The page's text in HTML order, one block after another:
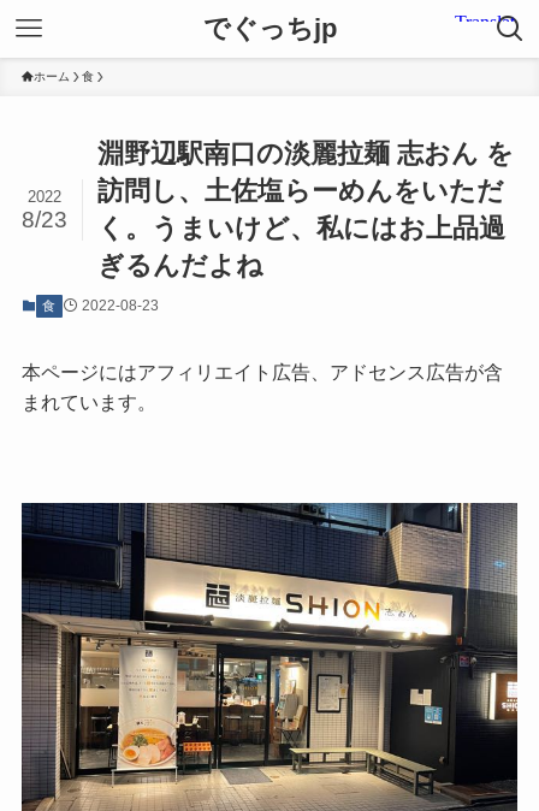
でぐっちjp
ホーム 食
淵野辺駅南口の淡麗拉麺 志おん を
訪問し、土佐塩らーめんをいただ
く。うまいけど、私にはお上品過
ぎるんだよね
2022
8/23
食 2022-08-23
本ページにはアフィリエイト広告、アドセンス広告が含
まれています。